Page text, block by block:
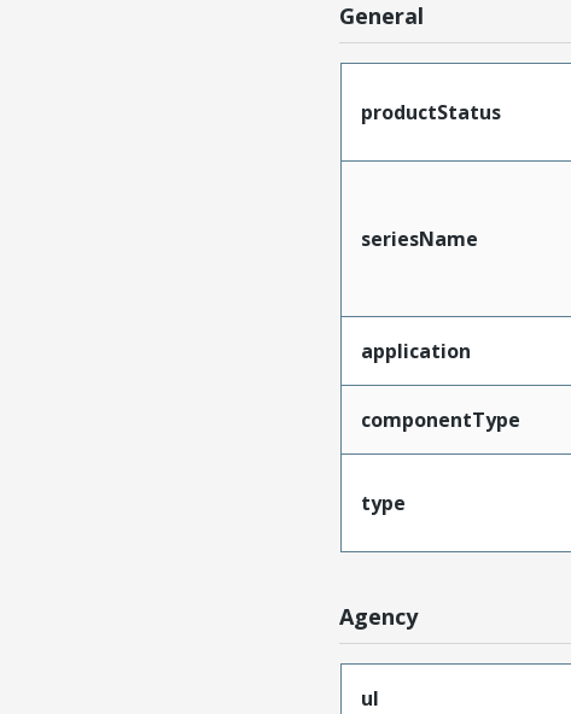
General
productStatus
seriesName
application
componentType
type
Agency
ul